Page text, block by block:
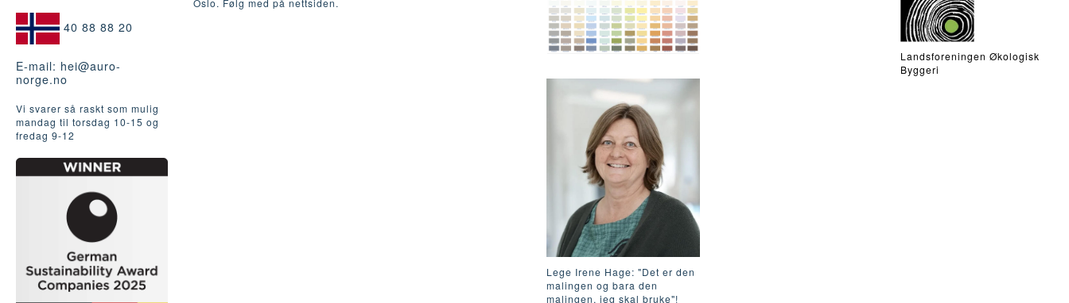
40 88 88 20
E-mail: hei@auro-
norge.no
Vi svarer så raskt som mulig
mandag til torsdag 10-15 og
fredag ​​9-12
Lege Irene Hage: "Det er den
malingen og bara den
malingen, jeg skal bruke"!
Landsforeningen Økologisk
Byggeri